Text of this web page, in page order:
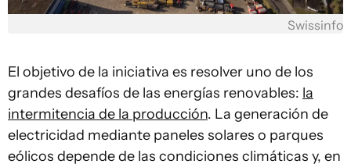
Swissinfo
El objetivo de la iniciativa es resolver uno de los
grandes desafíos de las energías renovables: la
intermitencia de la producción. La generación de
electricidad mediante paneles solares o parques
eólicos depende de las condiciones climáticas y, en